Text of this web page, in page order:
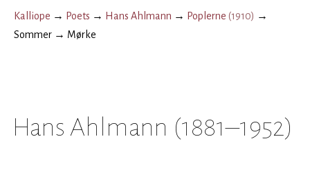
Kalliope → Poets → Hans Ahlmann → Poplerne (1910) →
Sommer → Mørke
Hans Ahlmann (1881–1952)